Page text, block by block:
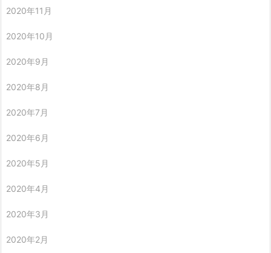
2020年11月
2020年10月
2020年9月
2020年8月
2020年7月
2020年6月
2020年5月
2020年4月
2020年3月
2020年2月